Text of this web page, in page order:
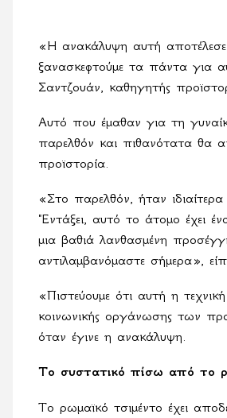
«Η ανακάλυψη αυτή
ξανασκεφτούμε τα πάντα για
Σαντζουάν, καθηγητής
Αυτό που έμαθαν για τη
παρελθόν και πιθανότατα θα
προϊστορία.
«Στο παρελθόν, ήταν
"Εντάξει, αυτό το άτομο έχει
μια βαθιά λανθασμένη
αντιλαμβανόμαστε σήμερα»,
«Πιστεύουμε ότι αυτή η
κοινωνικής οργάνωσης των
όταν έγινε η ανακάλυψη.
Το συστατικό πίσω από το
Το ρωμαϊκό τσιμέντο έχει